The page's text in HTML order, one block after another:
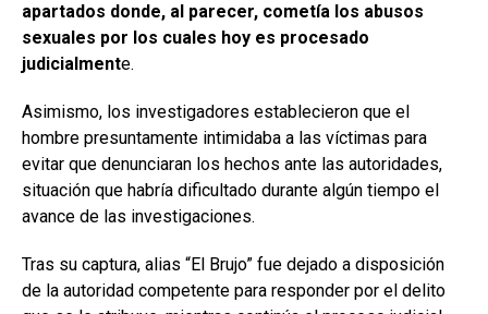
apartados donde, al parecer, cometía los abusos
sexuales por los cuales hoy es procesado
judicialmente.
Asimismo, los investigadores establecieron que el
hombre presuntamente intimidaba a las víctimas para
evitar que denunciaran los hechos ante las autoridades,
situación que habría dificultado durante algún tiempo el
avance de las investigaciones.
Tras su captura, alias “El Brujo” fue dejado a disposición
de la autoridad competente para responder por el delito